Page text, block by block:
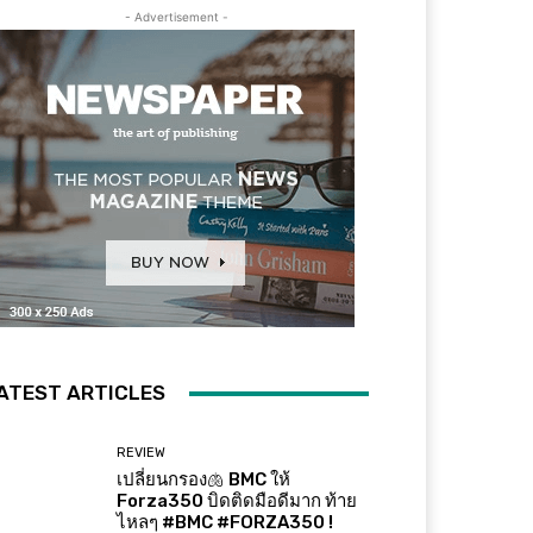
- Advertisement -
ARTICLES
REVIEW
เปลี่ยนกรอง🫁 BMC ให้
Forza350 บิดติดมือดีมาก ท้าย
ไหลๆ #BMC #FORZA350 !